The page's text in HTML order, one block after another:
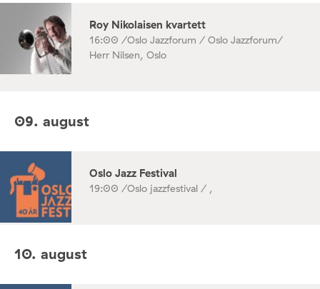
Roy Nikolaisen kvartett
16:00 /Oslo Jazzforum / Oslo Jazzforum/
Herr Nilsen, Oslo
09. august
Oslo Jazz Festival
19:00 /Oslo jazzfestival / ,
10. august